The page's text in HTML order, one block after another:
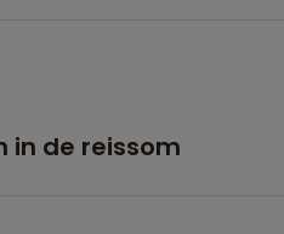
in de reissom